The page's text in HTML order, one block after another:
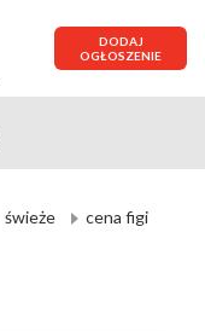
DODAJ
OGŁOSZENIE
świeże cena figi